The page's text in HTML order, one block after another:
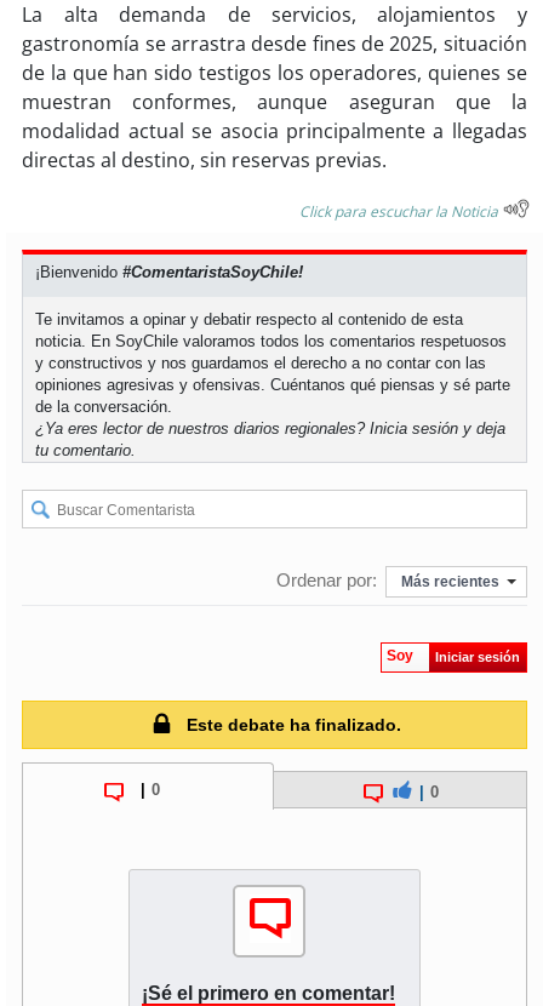
soypuertomontt
soychiloé
La alta demanda de servicios, alojamientos y
gastronomía se arrastra desde fines de 2025, situación
de la que han sido testigos los operadores, quienes se
muestran conformes, aunque aseguran que la
modalidad actual se asocia principalmente a llegadas
directas al destino, sin reservas previas.
Click para escuchar la Noticia
¡Bienvenido#ComentaristaSoyChile!
Te invitamos a opinar y debatir respecto al contenido de esta
noticia. En SoyChile valoramos todos los comentarios respetuosos
y constructivos y nos guardamos el derecho a no contar con las
opiniones agresivas y ofensivas. Cuéntanos qué piensas y sé parte
de la conversación.
¿Ya eres lector de nuestros diarios regionales?Inicia sesión y deja
tu comentario.
Ordenar por: Más recientes
Soy Iniciar sesión
Este debate ha finalizado.
0 0
¡Sé el primero en comentar!